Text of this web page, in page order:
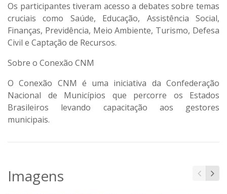
Os participantes tiveram acesso a debates sobre temas
cruciais como Saúde, Educação, Assistência Social,
Finanças, Previdência, Meio Ambiente, Turismo, Defesa
Civil e Captação de Recursos.
Sobre o Conexão CNM
O Conexão CNM é uma iniciativa da Confederação
Nacional de Municípios que percorre os Estados
Brasileiros levando capacitação aos gestores
municipais.
Imagens